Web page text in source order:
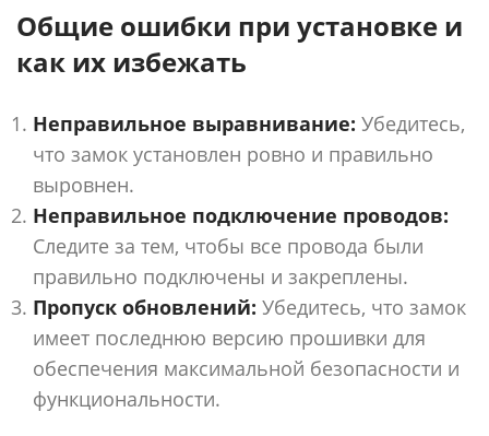
Общие ошибки при установке и
как их избежать
Неправильное выравнивание: Убедитесь,
что замок установлен ровно и правильно
выровнен.
Неправильное подключение проводов:
Следите за тем, чтобы все провода были
правильно подключены и закреплены.
Пропуск обновлений: Убедитесь, что замок
имеет последнюю версию прошивки для
обеспечения максимальной безопасности и
функциональности.